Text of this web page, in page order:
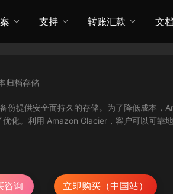
支持 转账汇款 文档
归档存储
份提供安全而持久的存储。为了降低成本，
化。利用 Amazon Glacier，客户可以可靠地
咨询 立即购买（中国站）